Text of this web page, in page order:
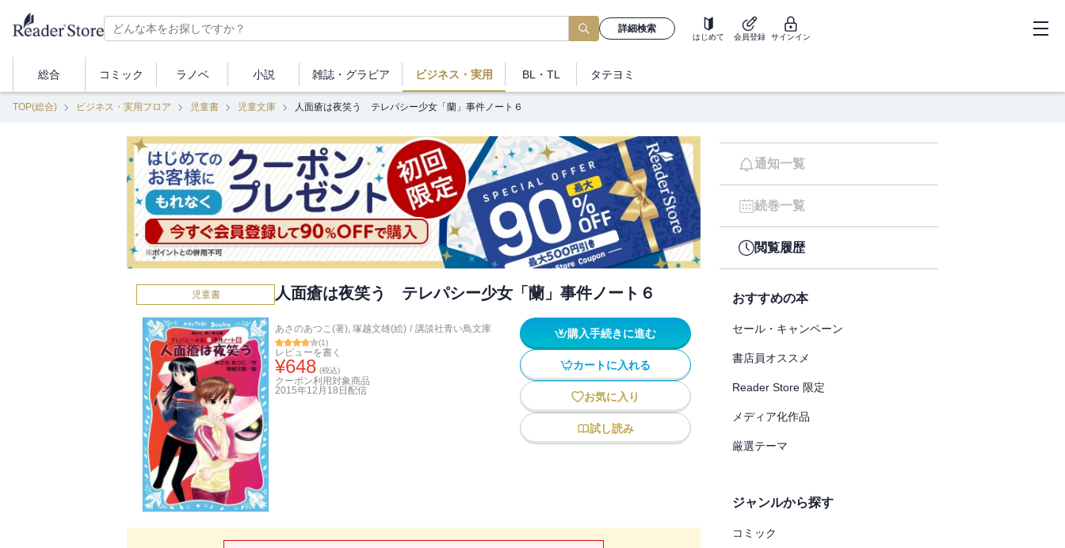
詳細検索
はじめて 会員登録 サインイン
総合 コミック ラノベ 小説 雑誌・ グラビア ビジネス ・実用 BL・TL タテヨミ
TOP(総合) ビジネス・実用フロア 児童書 児童文庫 人面瘡は夜笑う テレパシー少女「蘭」事件ノート６
児童書 人面瘡は夜笑う テレパシー少女「蘭」事件ノート６
あさのあつこ(著), 塚越文雄(絵) / 講談社青い鳥文庫
(1)
レビューを書く
¥648 (税込)
クーポン利用対象商品
2015年12月18日 配信
購入手続きに進む
カートに入れる
お気に入り
試し読み
通知一覧
続巻一覧
閲覧履歴
おすすめの本
セール・キャンペーン
書店員オススメ
Reader Store 限定
メディア化作品
厳選テーマ
ジャンルから探す
コミック